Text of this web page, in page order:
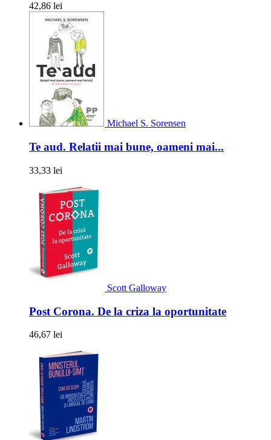
42,86 lei
Michael S. Sorensen
Te aud. Relatii mai bune, oameni mai...
33,33 lei
Scott Galloway
Post Corona. De la criza la oportunitate
46,67 lei